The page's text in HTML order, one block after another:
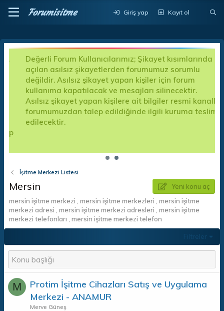
Forumisitme Giriş yap Kayıt ol
Değerli Forum Kullanıcılarımız; Şikayet kısımlarında
açılan asılsız şikayetlerden forumumuz sorumlu
değildir. Asılsız şikayet yapan kişiler için forum
kullanıma kapatılacak ve mesajları silinecektir.
Asılsız şikayet yapan kişilere ait bilgiler resmi kanalla
forumumuzdan talep edildiğinde ilgili kuruma teslim
edilecektir.
İşitme Merkezi Listesi
Mersin
Yeni konu aç
mersin işitme merkezi , mersin işitme merkezleri , mersin işitme
merkezi adresi , mersin işitme merkezi adresleri , mersin işitme
merkezi telefonları , mersin işitme merkezi telefon
Filtreler
M
Protim İşitme Cihazları Satış ve Uygulama
Merkezi - ANAMUR
Merve Güneş